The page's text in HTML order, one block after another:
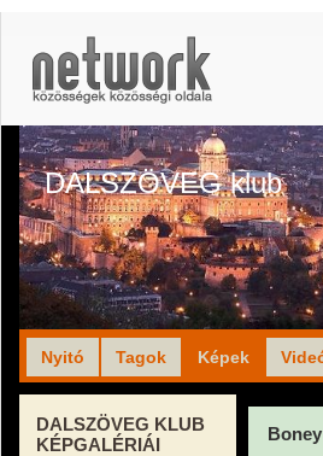
DALSZÖVEG klub
Nyitó Tagok Képek
DALSZÖVEG KLUB
KÉPGALÉRIÁI